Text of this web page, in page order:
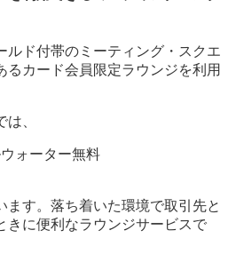
ルド付帯のミーティング・スクエ
るカード会員限定ラウンジを利用
、
ォーター無料
ます。落ち着いた環境で取引先と
きに便利なラウンジサービスで